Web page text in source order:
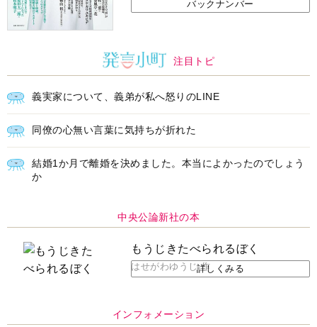
バックナンバー
注目トピ
義実家について、義弟が私へ怒りのLINE
同僚の心無い言葉に気持ちが折れた
結婚1か月で離婚を決めました。本当によかったのでしょう
か
中央公論新社の本
もうじきたべられるぼく
はせがわゆうじ 作詳しくみる
インフォメーション